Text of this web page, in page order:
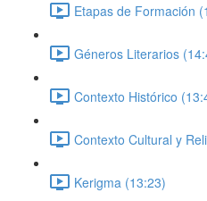
Etapas de Formación
Géneros Literarios
Contexto Histórico
Contexto Cultural y
Kerigma (13:23)